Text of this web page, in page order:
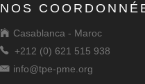
NOS
Casablanca - Maroc
+212 (0) 621 515 938
info@tpe-pme.org